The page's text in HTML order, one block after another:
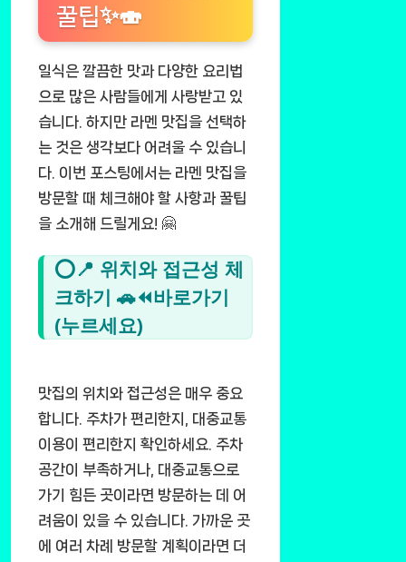
꿀팁✨🍣
일식은 깔끔한 맛과 다양한 요리법
으로 많은 사람들에게 사랑받고 있
습니다. 하지만 라멘 맛집을 선택하
는 것은 생각보다 어려울 수 있습니
다. 이번 포스팅에서는 라멘 맛집을
방문할 때 체크해야 할 사항과 꿀팁
을 소개해 드릴게요! 🤗
⭕📍 위치와 접근성 체
크하기 🚗⏪바로가기
(누르세요)
맛집의 위치와 접근성은 매우 중요
합니다. 주차가 편리한지, 대중교통
이용이 편리한지 확인하세요. 주차
공간이 부족하거나, 대중교통으로
가기 힘든 곳이라면 방문하는 데 어
려움이 있을 수 있습니다. 가까운 곳
에 여러 차례 방문할 계획이라면 더